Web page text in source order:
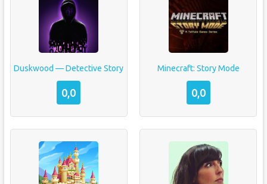
Duskwood — Detective Story
0,0
Minecraft: Story Mode
0,0